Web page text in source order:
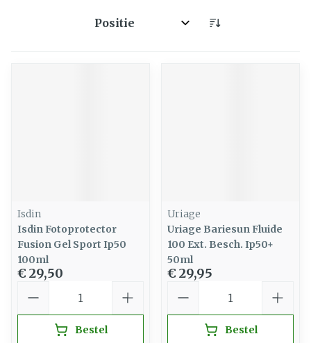
Sorteer op:
Isdin
Isdin Fotoprotector
Fusion Gel Sport Ip50
100ml
€ 29,50
Bestel
Uriage
Uriage Bariesun Fluide
100 Ext. Besch. Ip50+
50ml
€ 29,95
Bestel